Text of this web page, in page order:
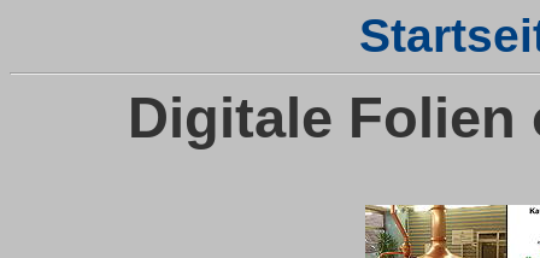
Digitale Folien